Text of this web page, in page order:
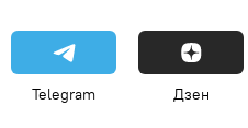
Telegram Дзен